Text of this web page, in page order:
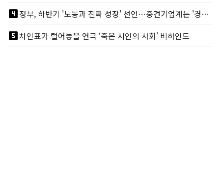
looks_4
정부, 하반기 '노동과 진짜 성장' 선언…중견기업계는 '경영 불확실성' 우려
looks_5차인표가 털어놓을 연극 ‘죽은 시인의 사회’ 비하인드